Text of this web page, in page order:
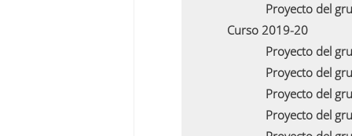
Proyecto del
Curso 2019-20
Proyecto del
Proyecto del
Proyecto del
Proyecto del